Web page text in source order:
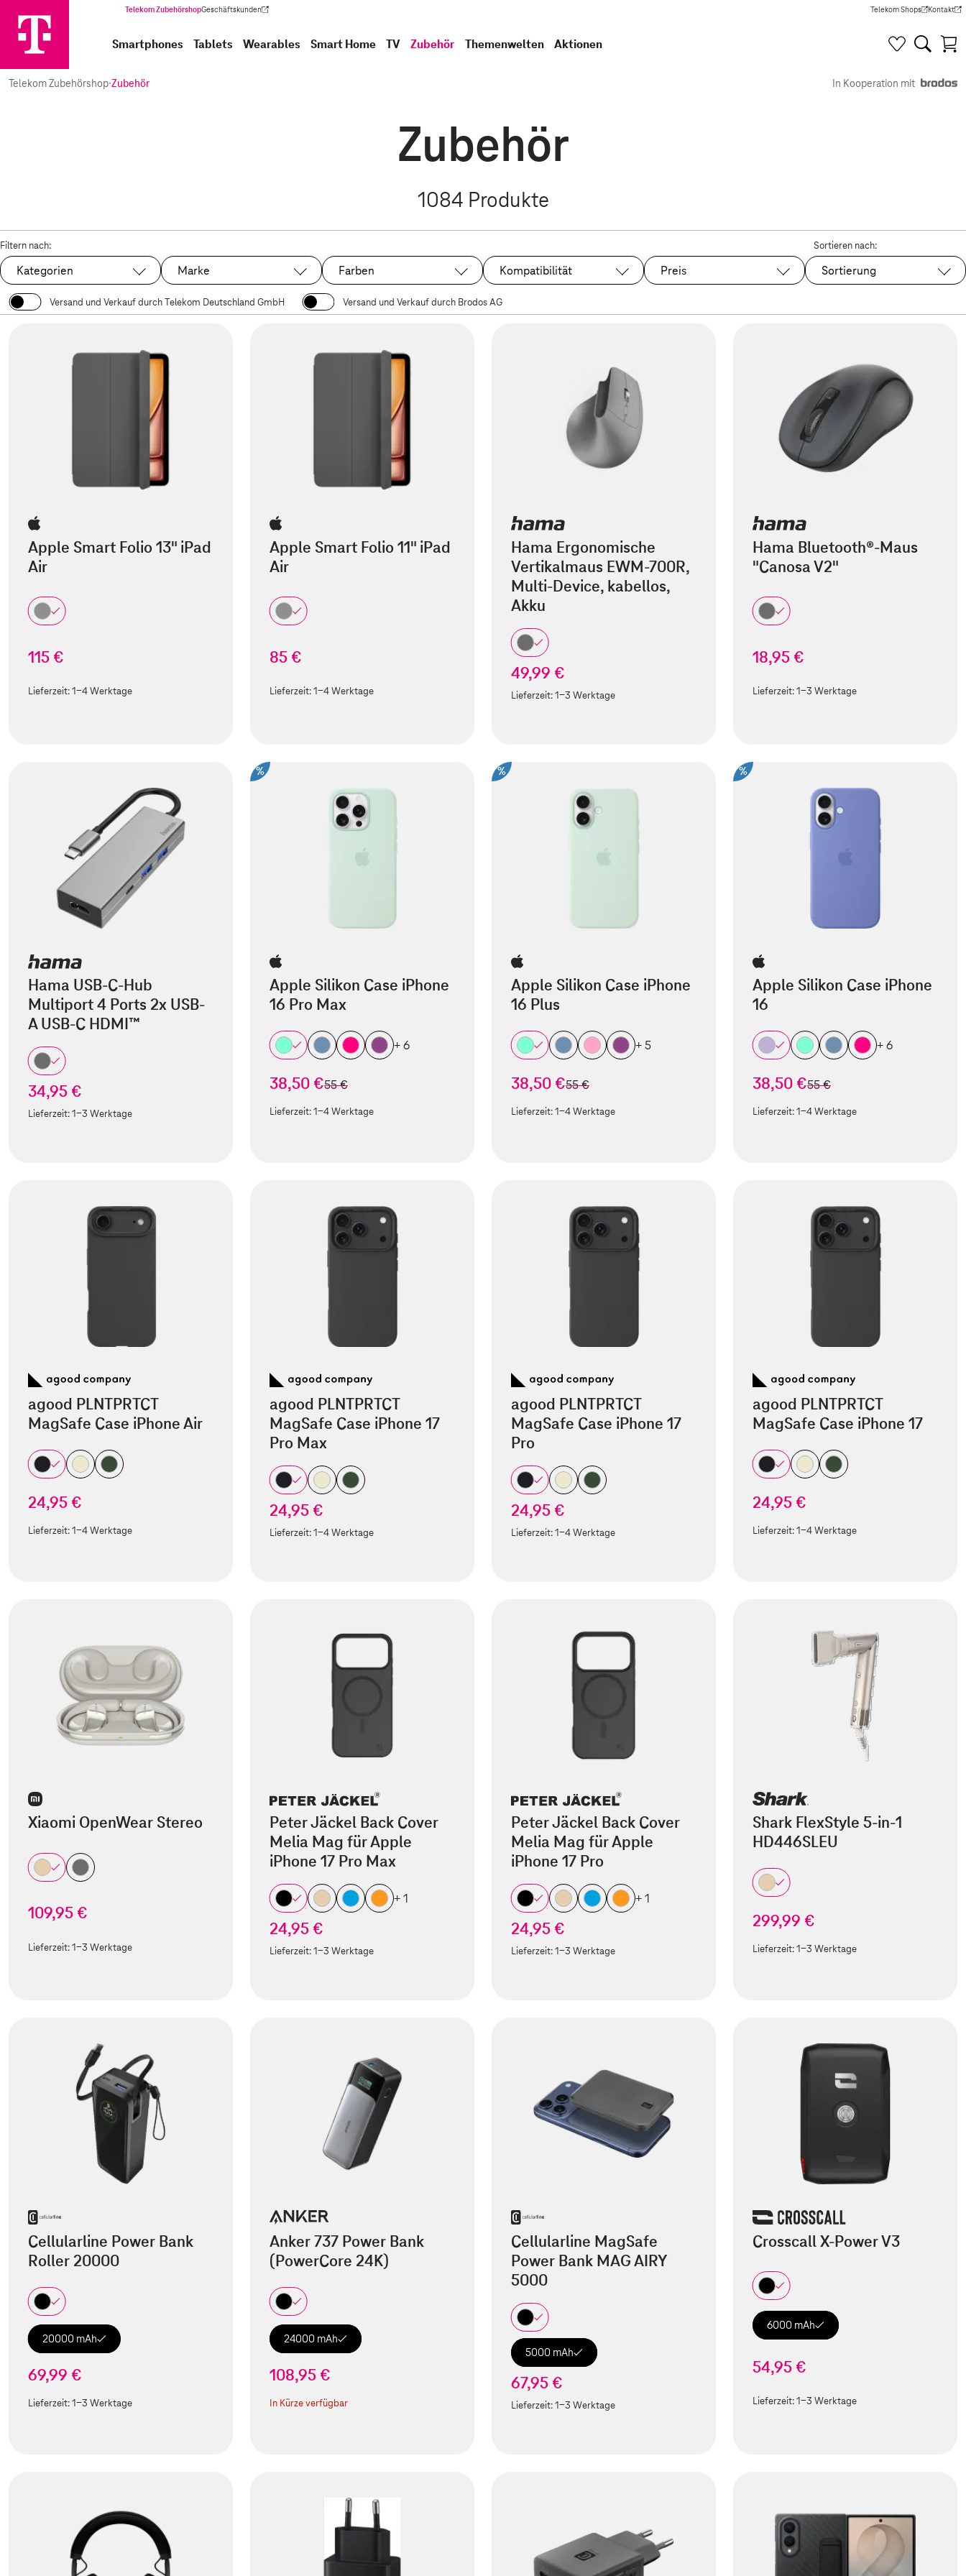
Telekom ZubehörshopGeschäftskunden
(Wird in einem neuen Tab geöffnet) Telekom Shops
(Wird in einem neuen Tab
Kontakt
(Wird in
Smartphones Tablets Wearables Smart Home TV Zubehör Themenwelten Aktionen
Telekom Zubehörshop·Zubehör In Kooperation mit
Zubehör
1084 Produkte
Filtern nach:
Kategorien Marke Farben Kompatibilität Preis
Sortieren nach:
Sortierung
Versand und Verkauf durch Telekom Deutschland GmbH Versand und Verkauf durch Brodos AG
Apple Smart Folio 13" iPad
Air
115 €
Lieferzeit:1-4 Werktage
Apple Smart Folio 11" iPad
Air
85 €
Lieferzeit:1-4 Werktage
Hama Ergonomische
Vertikalmaus EWM-700R,
Multi-Device, kabellos,
Akku
49,99 €
Lieferzeit:1-3 Werktage
Hama Bluetooth®-Maus
"Canosa V2"
18,95 €
Lieferzeit:1-3 Werktage
Hama USB-C-Hub
Multiport 4 Ports 2x USB-
A USB-C HDMI™
34,95 €
Lieferzeit:1-3 Werktage
%
Apple Silikon Case iPhone
16 Pro Max
+ 6
38,50 €statt
55 €
Lieferzeit:1-4 Werktage
%
Apple Silikon Case iPhone
16 Plus
+ 5
38,50 €statt
55 €
Lieferzeit:1-4 Werktage
%
Apple Silikon Case iPhone
16
+ 6
38,50 €statt
55 €
Lieferzeit:1-4 Werktage
agood PLNTPRTCT
MagSafe Case iPhone Air
24,95 €
Lieferzeit:1-4 Werktage
agood PLNTPRTCT
MagSafe Case iPhone 17
Pro Max
24,95 €
Lieferzeit:1-4 Werktage
agood PLNTPRTCT
MagSafe Case iPhone 17
Pro
24,95 €
Lieferzeit:1-4 Werktage
agood PLNTPRTCT
MagSafe Case iPhone 17
24,95 €
Lieferzeit:1-4 Werktage
Xiaomi OpenWear Stereo
109,95 €
Lieferzeit:1-3 Werktage
Peter Jäckel Back Cover
Melia Mag für Apple
iPhone 17 Pro Max
+ 1
24,95 €
Lieferzeit:1-3 Werktage
Peter Jäckel Back Cover
Melia Mag für Apple
iPhone 17 Pro
+ 1
24,95 €
Lieferzeit:1-3 Werktage
Shark FlexStyle 5-in-1
HD446SLEU
299,99 €
Lieferzeit:1-3 Werktage
Cellularline Power Bank
Roller 20000
20000 mAh
69,99 €
Lieferzeit:1-3 Werktage
Anker 737 Power Bank
(PowerCore 24K)
24000 mAh
108,95 €
In Kürze verfügbar
Cellularline MagSafe
Power Bank MAG AIRY
5000
5000 mAh
67,95 €
Lieferzeit:1-3 Werktage
Crosscall X-Power V3
6000 mAh
54,95 €
Lieferzeit:1-3 Werktage